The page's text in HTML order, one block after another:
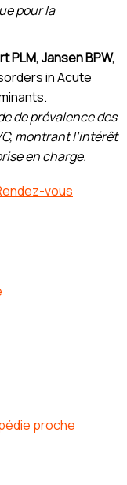
pour la
PLM, Jansen BPW,
in Acute
de prévalence des
montrant l’intérêt
en charge.
vous
proche